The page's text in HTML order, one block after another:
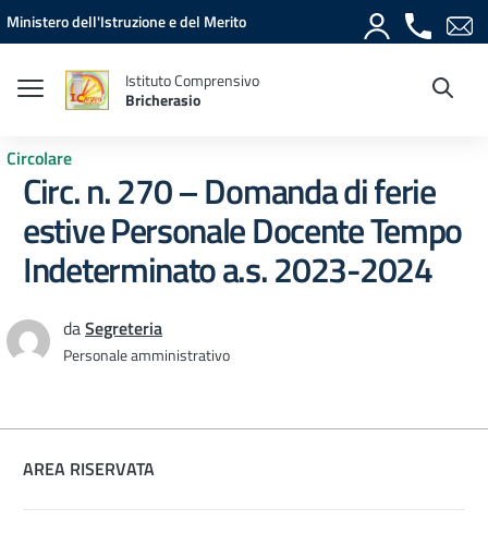
Vai ai contenuti
Vai al menu di navigazione
Vai al footer
Ministero dell'Istruzione e del Merito
Istituto Comprensivo
Bricherasio
Circolare
Circ. n. 270 – Domanda di ferie
estive Personale Docente Tempo
Indeterminato a.s. 2023-2024
daSegreteria
Personale amministrativo
AREA RISERVATA